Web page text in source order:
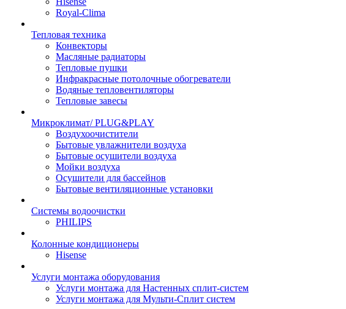
Royal-Clima
Тепловая техника
Конвекторы
Масляные радиаторы
Тепловые пушки
Инфракрасные потолочные обогреватели
Водяные тепловентиляторы
Тепловые завесы
Микроклимат/ PLUG&PLAY
Воздухоочистители
Бытовые увлажнители воздуха
Бытовые осушители воздуха
Мойки воздуха
Осушители для бассейнов
Бытовые вентиляционные установки
Системы водоочистки
PHILIPS
Колонные кондиционеры
Hisense
Услуги монтажа оборудования
Услуги монтажа для Настенных сплит-систем
Услуги монтажа для Мульти-Сплит систем